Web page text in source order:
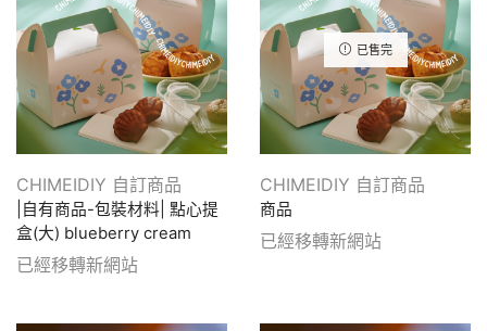
CHIMEIDIY 自訂商品
|自有商品-包裝材料| 點心提
盒(大) blueberry cream
已經移轉新網站
已售完
CHIMEIDIY 自訂商品
商品
已經移轉新網站